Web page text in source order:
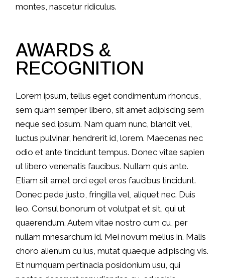
montes, nascetur ridiculus.
AWARDS &
RECOGNITION
Lorem ipsum, tellus eget condimentum rhoncus,
sem quam semper libero, sit amet adipiscing sem
neque sed ipsum. Nam quam nunc, blandit vel,
luctus pulvinar, hendrerit id, lorem. Maecenas nec
odio et ante tincidunt tempus. Donec vitae sapien
ut libero venenatis faucibus. Nullam quis ante.
Etiam sit amet orci eget eros faucibus tincidunt.
Donec pede justo, fringilla vel, aliquet nec. Duis
leo. Consul bonorum ot volutpat et sit, qui ut
quaerendum. Autem vitae nostro cum cu, per
nullam mnesarchum id. Mei novum melius in. Malis
choro alienum cu ius, mutat quaeque adipiscing vis.
Et numquam pertinacia posidonium usu, qui